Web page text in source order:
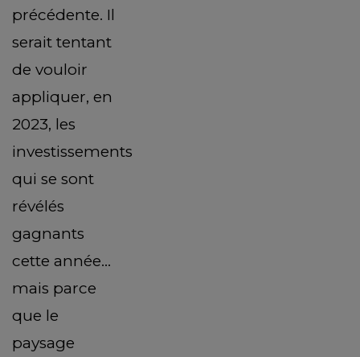
précédente. Il
serait tentant
de vouloir
appliquer, en
2023, les
investissements
qui se sont
révélés
gagnants
cette année…
mais parce
que le
paysage